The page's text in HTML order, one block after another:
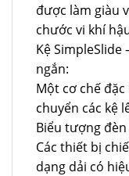
được làm giàu
chước vi khí
Kệ SimpleSlide
ngắn:
Một cơ chế
chuyển các kệ
Biểu tượng đèn
Các thiết bị
dạng dải có